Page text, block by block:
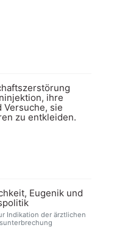
ihre
Versuche, sie
zu entkleiden.
Eugenik und
Indikation der ärztlichen